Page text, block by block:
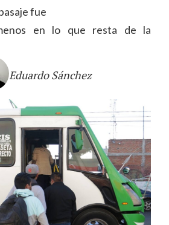
fue
en lo que resta de la
Eduardo Sánchez